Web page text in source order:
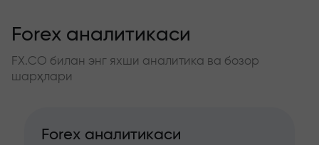
Forex аналитикаси
FX.CO билан энг яхши аналитика ва бозор
шарҳлари
Forex аналитикаси